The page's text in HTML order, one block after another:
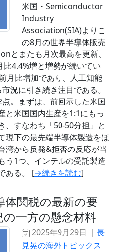
米国・Semiconductor
Industry
Association(SIA)よりこ
の8月の世界半導体販売
とまたも月次最高を更新、
4.4%増と増勢が続いてい
月比増加であり、人工知能
況に引き続き注目である。
。まずは、前回示した米国
と米国国内生産を1:1にもっ
、すなわち「50-50分担」と
現下の最先端半導体製造をほ
湾から反発&拒否の反応が当
う1つ、インテルの受託製造
ある。 [→続きを読む]
関税の最新の要
一方の懸念材料
2025年9月29日 ｜ 長
見晃の海外トピックス